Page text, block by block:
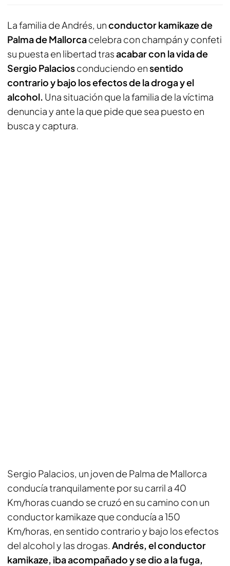
La familia de Andrés, unconductor kamikaze de
Palma de Mallorcacelebra con champán y confeti
su puesta en libertad trasacabar con la vida de
Sergio Palaciosconduciendo ensentido
contrario y bajo los efectos de la droga y el
alcohol. Una situación que la familia de la víctima
denuncia y ante la que pide que sea puesto en
busca y captura.
Sergio Palacios, un joven de Palma de Mallorca
conducía tranquilamente por su carril a 40
Km/horas cuando se cruzó en su camino con un
conductor kamikaze que conducía a 150
Km/horas, en sentido contrario y bajo los efectos
del alcohol y las drogas. Andrés, el conductor
kamikaze, iba acompañado y se dio a la fuga,